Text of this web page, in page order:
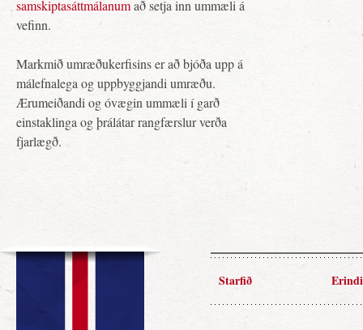
samskiptasáttmálanumað setja inn ummæli á
vefinn.
Markmið umræðukerfisins er að bjóða upp á
málefnalega og uppbyggjandi umræðu.
Ærumeiðandi og óvægin ummæli í garð
einstaklinga og þrálátar rangfærslur verða
fjarlægð.
Starfið Erindi